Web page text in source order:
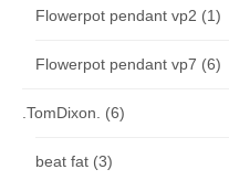
Flowerpot pendant vp2 (1)
Flowerpot pendant vp7 (6)
.TomDixon. (6)
beat fat (3)